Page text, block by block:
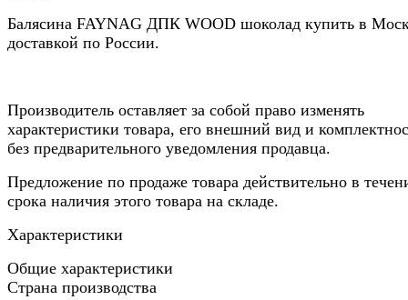
Балясина FAYNAG ДПК WOOD шоколад купить в
доставкой по России.
Производитель оставляет за собой право изменять
характеристики товара, его внешний вид и
без предварительного уведомления продавца.
Предложение по продаже товара действительно в
срока наличия этого товара на складе.
Характеристики
Общие характеристики
Страна производства